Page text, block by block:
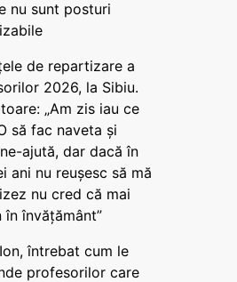
nu sunt posturi
de repartizare a
2026, la Sibiu.
„Am zis iau ce
să fac naveta și
ajută, dar dacă în
ani nu reușesc să mă
nu cred că mai
în învățământ”
întrebat cum le
profesorilor care